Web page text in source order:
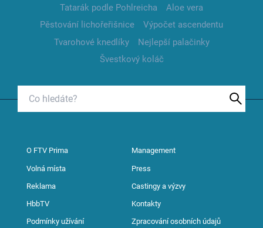
Tatarák podle Pohlreicha
Aloe vera
Pěstování lichořeřišnice
Výpočet ascendentu
Tvarohové knedlíky
Nejlepší palačinky
Švestkový koláč
O FTV Prima Management
Volná místa Press
Reklama Castingy a výzvy
HbbTV Kontakty
Podmínky užívání Zpracování osobních údajů